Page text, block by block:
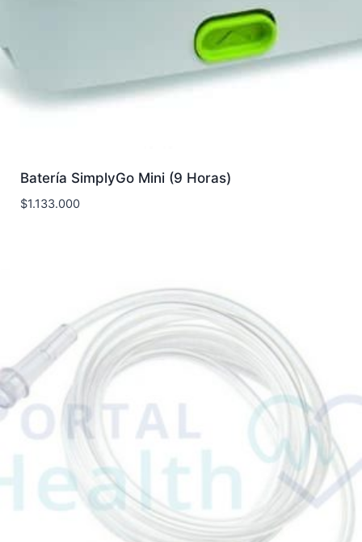
Batería SimplyGo Mini (9 Horas)
$1.133.000